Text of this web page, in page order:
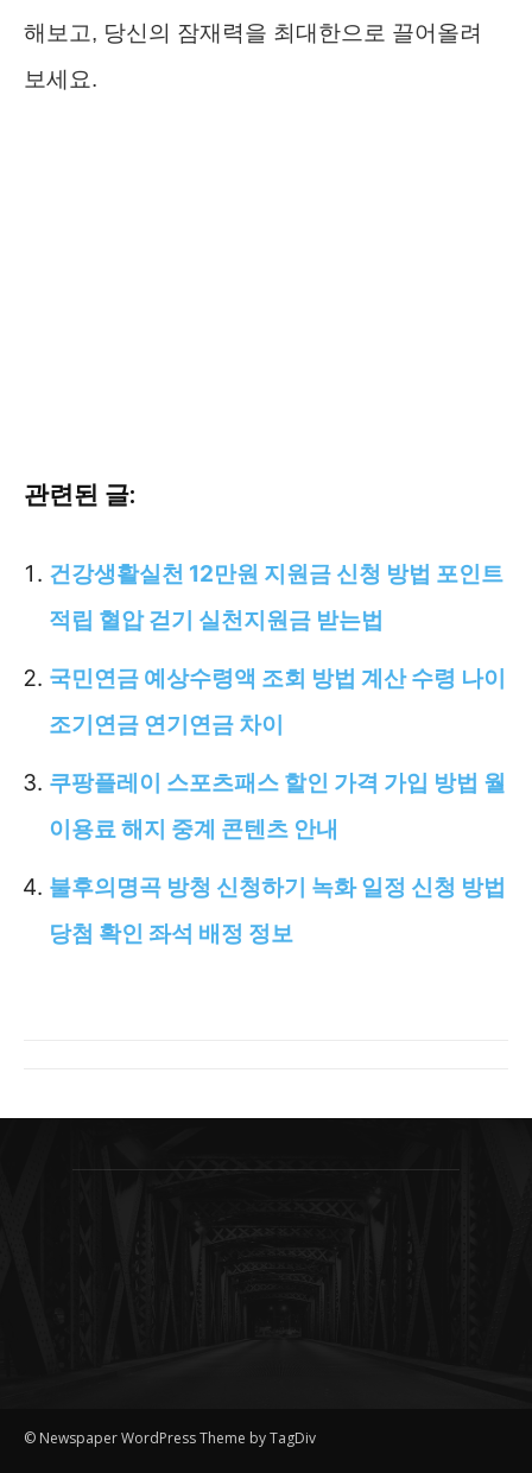
해보고, 당신의 잠재력을 최대한으로 끌어올려
보세요.
관련된 글:
건강생활실천 12만원 지원금 신청 방법 포인트
적립 혈압 걷기 실천지원금 받는법
국민연금 예상수령액 조회 방법 계산 수령 나이
조기연금 연기연금 차이
쿠팡플레이 스포츠패스 할인 가격 가입 방법 월
이용료 해지 중계 콘텐츠 안내
불후의명곡 방청 신청하기 녹화 일정 신청 방법
당첨 확인 좌석 배정 정보
© Newspaper WordPress Theme by TagDiv